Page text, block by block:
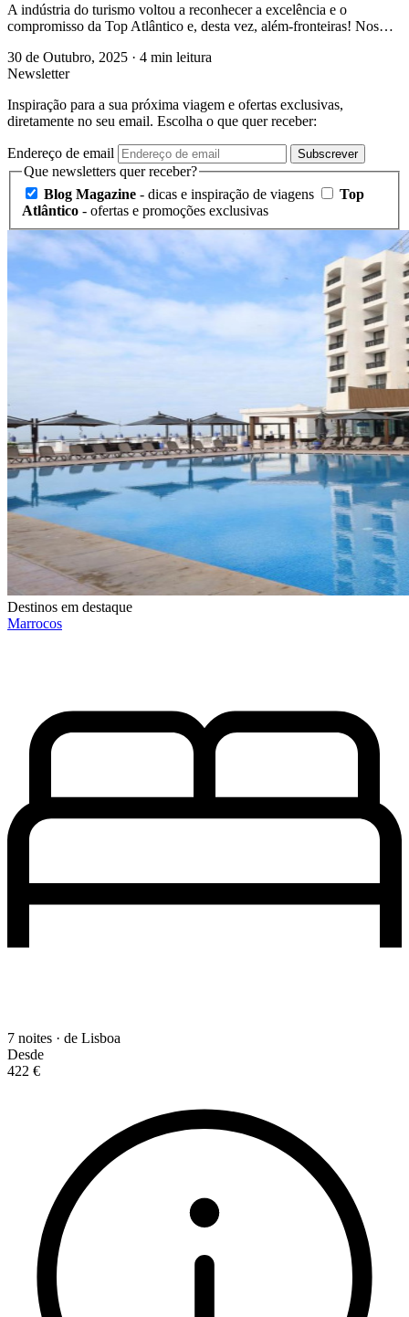
A indústria do turismo voltou a reconhecer a excelência e o
compromisso da Top Atlântico e, desta vez, além-fronteiras! Nos…
30 de Outubro, 2025 · 4 min leitura
Newsletter
Inspiração para a sua próxima viagem e ofertas exclusivas,
diretamente no seu email. Escolha o que quer receber:
Endereço de email Subscrever
Que newsletters quer receber?
Blog Magazine - dicas e inspiração de viagens
Top
Atlântico - ofertas e promoções exclusivas
Destinos em destaque
Marrocos
7 noites · de Lisboa
Desde
422 €